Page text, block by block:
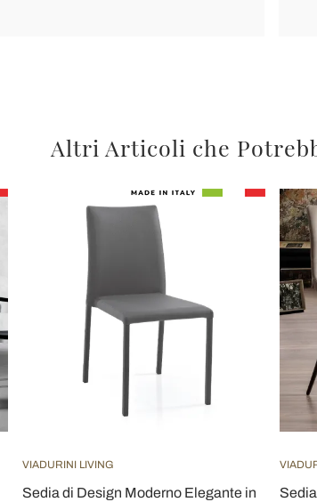
Altri Articoli che
VIADURINI LIVING
Sedia di Design Moderno Elegante in